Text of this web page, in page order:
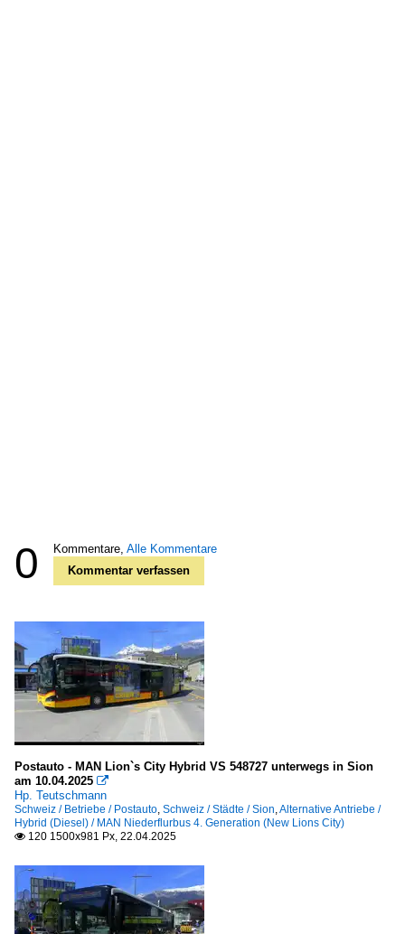
0 Kommentare, Alle Kommentare
Kommentar verfassen
Postauto - MAN Lion`s City Hybrid VS 548727 unterwegs in Sion
am 10.04.2025 
Hp. Teutschmann
Schweiz / Betriebe / Postauto Schweiz / Städte / Sion Alternative Antriebe /
Hybrid (Diesel) / MAN Niederflurbus 4. Generation (New Lions City)
 120 1500x981 Px, 22.04.2025